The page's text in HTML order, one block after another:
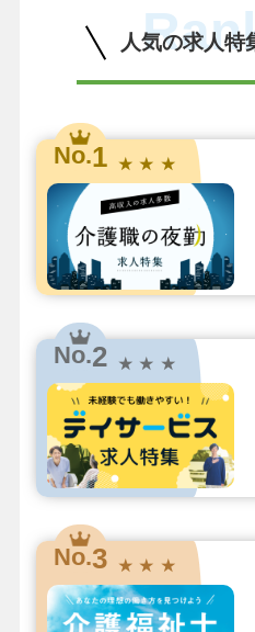
人気の求人特
No.1 ★ ★ ★
No.2 ★ ★ ★
No.3 ★ ★ ★